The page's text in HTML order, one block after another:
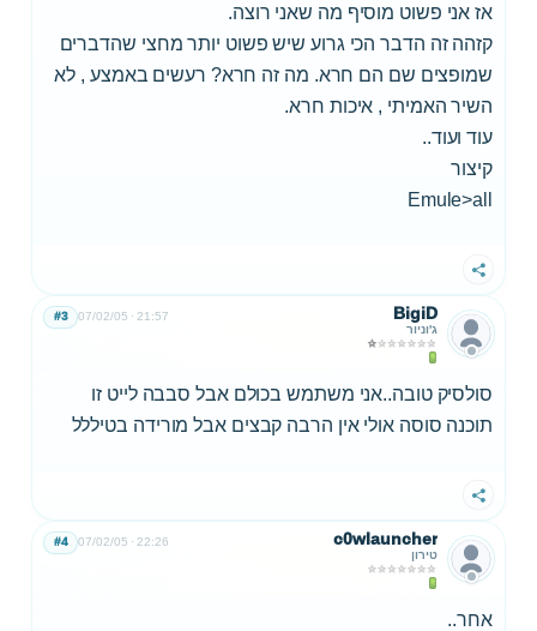
אז אני פשוט מוסיף מה שאני רוצה.
קזהה זה הדבר הכי גרוע שיש פשוט יותר מחצי שהדברים
שמופצים שם הם חרא. מה זה חרא? רעשים באמצע , לא
השיר האמיתי , איכות חרא.
עוד ועוד..
קיצור
Emule>all
שתף
BigiD
ג'וניור
07/02/05 21:57
#3
סולסיק טובה..אני משתמש בכולם אבל סבבה לייט זו
תוכנה סוסה אולי אין הרבה קבצים אבל מורידה בטיללל
שתף
c0wlauncher
טירון
07/02/05 22:26
#4
אחר..